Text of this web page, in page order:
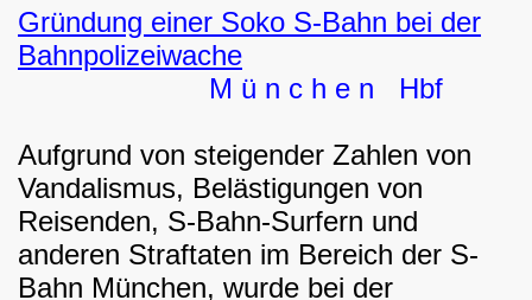
Gründung einer Soko S-Bahn bei der
Bahnpolizeiwache
M ü n c h e n Hbf
Aufgrund von steigender Zahlen von
Vandalismus, Belästigungen von
Reisenden, S-Bahn-Surfern und
anderen Straftaten im Bereich der S-
Bahn München, wurde bei der